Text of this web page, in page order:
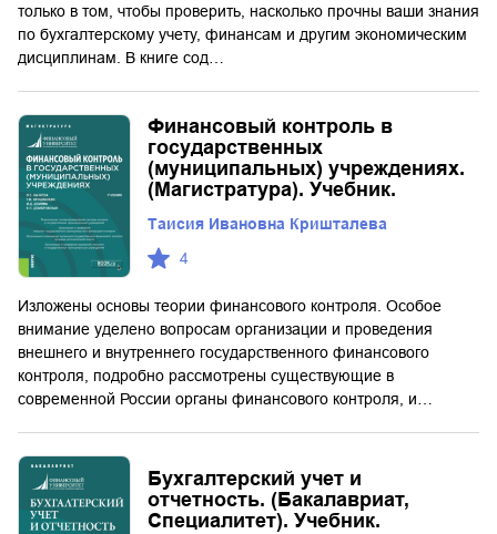
только в том, чтобы проверить, насколько прочны ваши знания
по бухгалтерскому учету, финансам и другим экономическим
дисциплинам. В книге сод…
Финансовый контроль в
государственных
(муниципальных) учреждениях.
(Магистратура). Учебник.
Таисия Ивановна Кришталева
4
Изложены основы теории финансового контроля. Особое
внимание уделено вопросам организации и проведения
внешнего и внутреннего государственного финансового
контроля, подробно рассмотрены существующие в
современной России органы финансового контроля, и…
Бухгалтерский учет и
отчетность. (Бакалавриат,
Специалитет). Учебник.